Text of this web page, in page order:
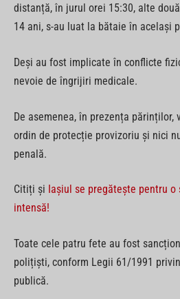
distanță, în jurul orei 15:30, alte
14 ani, s-au luat la bătaie în același
Deși au fost implicate în conflicte
nevoie de îngrijiri medicale.
De asemenea, în prezența
ordin de protecție provizoriu și nici
penală.
Citiți și Iașiul se pregătește pentru o
intensă!
Toate cele patru fete au fost
polițiști, conform Legii 61/1991
publică.